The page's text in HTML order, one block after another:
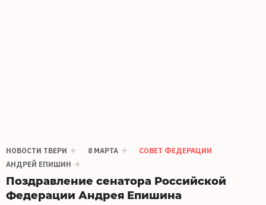
НОВОСТИ ТВЕРИ 8 МАРТА
СОВЕТ ФЕДЕРАЦИИ
АНДРЕЙ ЕПИШИН
Поздравление сенатора Российской
Федерации Андрея Епишина